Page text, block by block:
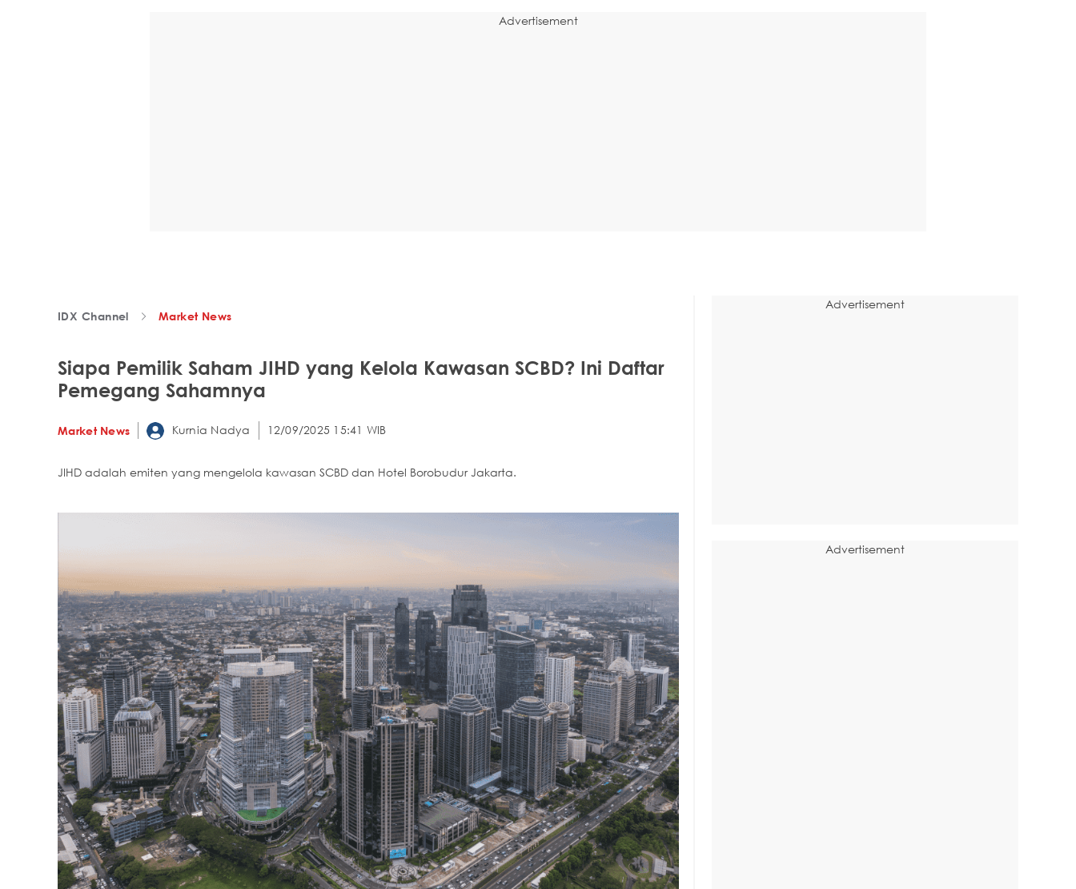
Advertisement
IDX Channel Market News
Siapa Pemilik Saham JIHD yang Kelola Kawasan SCBD? Ini Daftar
Pemegang Sahamnya
Market News Kurnia Nadya 12/09/2025 15:41 WIB
JIHD adalah emiten yang mengelola kawasan SCBD dan Hotel Borobudur Jakarta.
Advertisement
Advertisement